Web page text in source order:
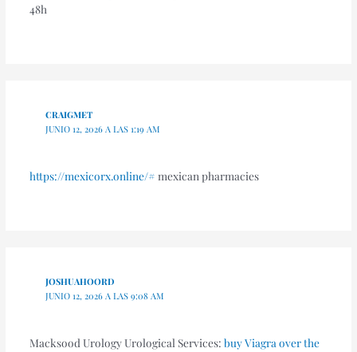
48h
CRAIGMET
JUNIO 12, 2026 A LAS 1:19 AM
https://mexicorx.online/# mexican pharmacies
JOSHUAHOORD
JUNIO 12, 2026 A LAS 9:08 AM
Macksood Urology Urological Services: buy Viagra over the